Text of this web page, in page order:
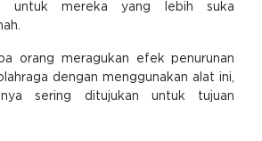
untuk mereka yang lebih suka
orang meragukan efek penurunan
dengan menggunakan alat ini,
sering ditujukan untuk tujuan